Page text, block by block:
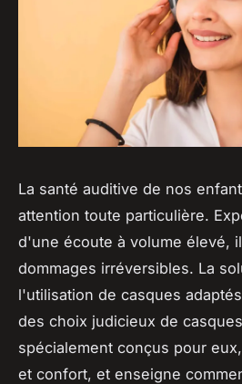
La santé auditive de nos
attention toute particulière.
d'une écoute à volume élevé,
dommages irréversibles. La
l'utilisation de casques
des choix judicieux de
spécialement conçus pour
et confort, et enseigne